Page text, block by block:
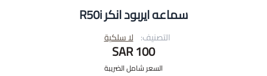
سماعه ايربود انكر R50i
التصنيف: لا سلكية
100 SAR
السعر شامل الضريبة